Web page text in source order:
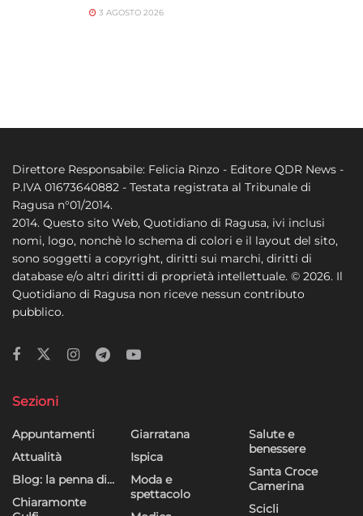
3 AGOSTO 2026
Direttore Responsabile: Felicia Rinzo - Editore QDR News -
P.IVA 01673640882 - Testata registrata al Tribunale di
Ragusa n°01/2014.
2014. Questo sito Web, Quotidiano di Ragusa, ivi inclusi
nomi, logo, nonchè lo schema di colori e il layout del sito,
sono soggetti a copyright, diritti sui marchi, diritti di
database e/o altri diritti di proprietà intellettuale. © 2026. Il
Quotidiano di Ragusa non riceve nessun contributo
pubblico.
Sezioni
Appuntamenti
Attualità
Blog: la penna di…
Chiaramonte
Giarratana
Ispica
Moda e
spettacolo
Salute e
benessere
Santa Croce
Camerina
Scicli